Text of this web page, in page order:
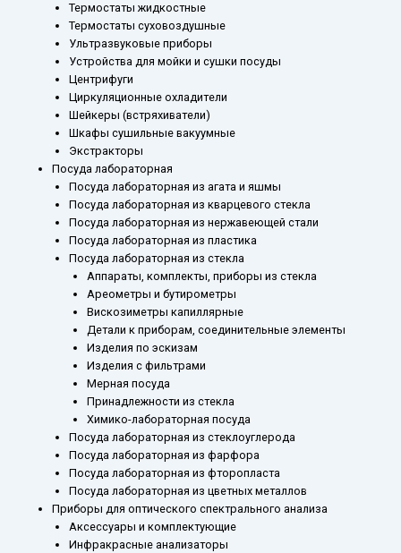
Термостаты жидкостные
Термостаты суховоздушные
Ультразвуковые приборы
Устройства для мойки и сушки посуды
Центрифуги
Циркуляционные охладители
Шейкеры (встряхиватели)
Шкафы сушильные вакуумные
Экстракторы
Посуда лабораторная
Посуда лабораторная из агата и яшмы
Посуда лабораторная из кварцевого стекла
Посуда лабораторная из нержавеющей стали
Посуда лабораторная из пластика
Посуда лабораторная из стекла
Аппараты, комплекты, приборы из стекла
Ареометры и бутирометры
Вискозиметры капиллярные
Детали к приборам, соединительные элементы
Изделия по эскизам
Изделия с фильтрами
Мерная посуда
Принадлежности из стекла
Химико-лабораторная посуда
Посуда лабораторная из стеклоуглерода
Посуда лабораторная из фарфора
Посуда лабораторная из фторопласта
Посуда лабораторная из цветных металлов
Приборы для оптического спектрального анализа
Аксессуары и комплектующие
Инфракрасные анализаторы